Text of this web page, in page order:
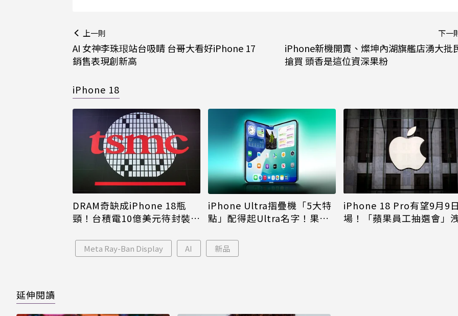
上一則
AI 女神李珠珢站台吸睛 台哥大看好iPhone 17
銷售表現創新高
下一
iPhone新機開賣、燦坤內湖旗艦店湧大批
搶買 頭香是這位資深果粉
iPhone 18
DRAM奇缺成iPhone 18瓶
頸！台積電10億美元待封裝晶
iPhone Ultra摺疊機「5大特
點」配得起Ultra名字！果粉
iPhone 18 Pro有望9月9
場！「蘋果員工抽選會」
Meta Ray-Ban Display AI 新品
延伸閱讀